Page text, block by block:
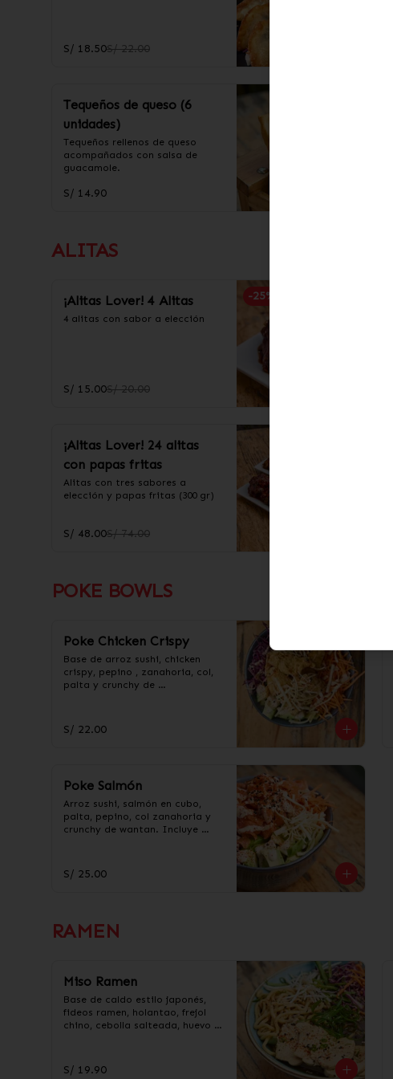
S/ 18.50S/ 22.00
Tequeños de queso (6
unidades)
Tequeños rellenos de queso
acompañados con salsa de
guacamole.
S/ 14.90
ALITAS
-25%
¡Alitas Lover! 4 Alitas
4 alitas con sabor a elección
S/ 15.00S/ 20.00
¡Alitas Lover! 24 alitas
con papas fritas
Alitas con tres sabores a
elección y papas fritas (300 gr)
S/ 48.00S/ 74.00
POKE BOWLS
Poke Chicken Crispy
Base de arroz sushi, chicken
crispy, pepino , zanahoria, col,
palta y crunchy de
S/ 22.00
Poke Salmón
Arroz sushi, salmón en cubo,
palta, pepino, col zanahoria y
crunchy de wantan. Incluye
S/ 25.00
RAMEN
Miso Ramen
Base de caldo estilo japonés,
fideos ramen, holantao, frejol
chino, cebolla salteada, huevo y
S/ 19.90